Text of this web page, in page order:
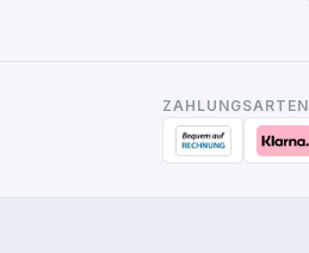
ZAHLUNGSARTEN